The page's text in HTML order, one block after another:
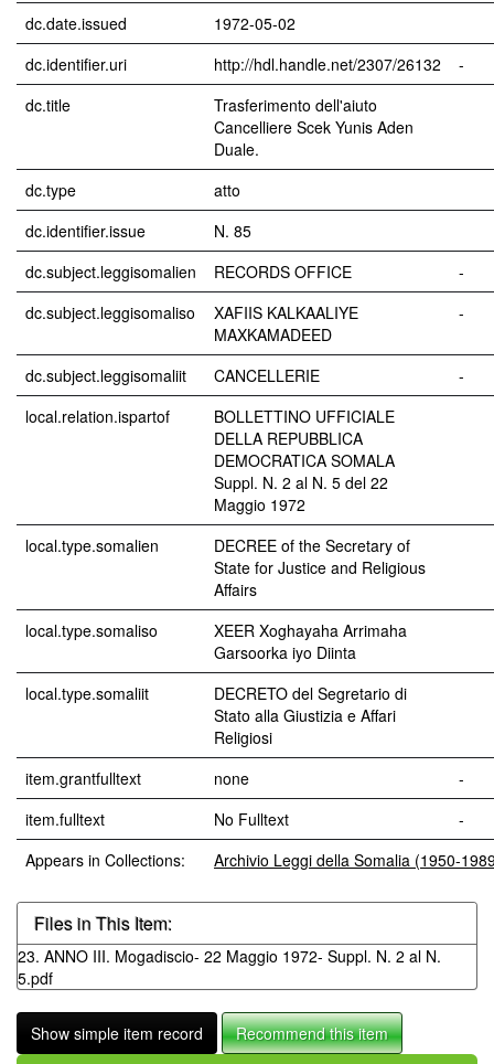
dc.date.issued
1972-05-02
dc.identifier.uri
http://hdl.handle.net/2307/26132
-
dc.title
Trasferimento dell'aiuto
Cancelliere Scek Yunis Aden
Duale.
dc.type
atto
dc.identifier.issue
N. 85
dc.subject.leggisomalien
RECORDS OFFICE
-
dc.subject.leggisomaliso
XAFIIS KALKAALIYE
MAXKAMADEED
-
dc.subject.leggisomaliit CANCELLERIE
-
local.relation.ispartof
BOLLETTINO UFFICIALE
DELLA REPUBBLICA
DEMOCRATICA SOMALA
Suppl. N. 2 al N. 5 del 22
Maggio 1972
local.type.somalien
DECREE of the Secretary of
State for Justice and Religious
Affairs
local.type.somaliso
XEER Xoghayaha Arrimaha
Garsoorka iyo Diinta
local.type.somaliit
DECRETO del Segretario di
Stato alla Giustizia e Affari
Religiosi
item.grantfulltext
none
-
item.fulltext
No Fulltext
-
Appears in Collections:
Archivio Leggi della Somalia (1950-
Files in This Item:
23. ANNO III. Mogadiscio- 22 Maggio 1972- Suppl. N. 2 al N.
5.pdf
Show simple item record Recommend this item